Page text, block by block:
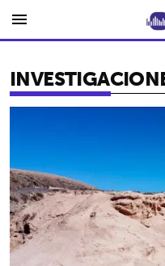
menu